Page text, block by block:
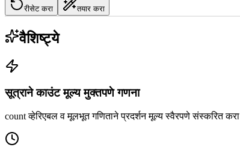
रीसेट करा तयार करा
वैशिष्ट्ये
सूत्राने काउंट मूल्य मुक्तपणे गणना
count व्हेरिएबल व मूलभूत गणिताने प्रदर्शन मूल्य स्वैरपणे संस्करित करा